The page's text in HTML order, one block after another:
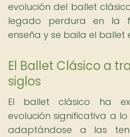
evolución del ballet
legado perdura en la
enseña y se baila el ballet
El Ballet Clásico a
siglos
El ballet clásico ha
evolución significativa a
adaptándose a las